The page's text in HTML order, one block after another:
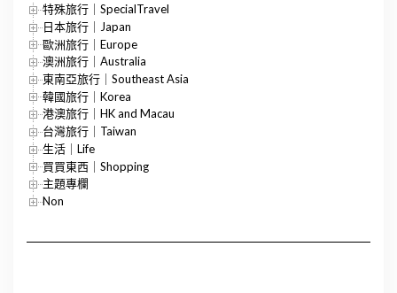
特殊旅行｜SpecialTravel
日本旅行｜Japan
歐洲旅行｜Europe
澳洲旅行｜Australia
東南亞旅行｜Southeast Asia
韓國旅行｜Korea
港澳旅行｜HK and Macau
台灣旅行｜Taiwan
生活｜Life
買買東西｜Shopping
主題專欄
Non